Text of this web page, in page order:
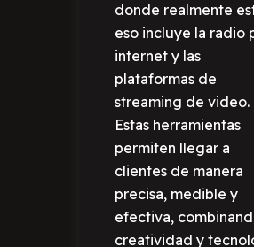
donde realmente
eso incluye la radio
internet y las
plataformas de
streaming de video.
Estas herramientas
permiten llegar a
clientes de manera
precisa, medible y
efectiva,
creatividad y